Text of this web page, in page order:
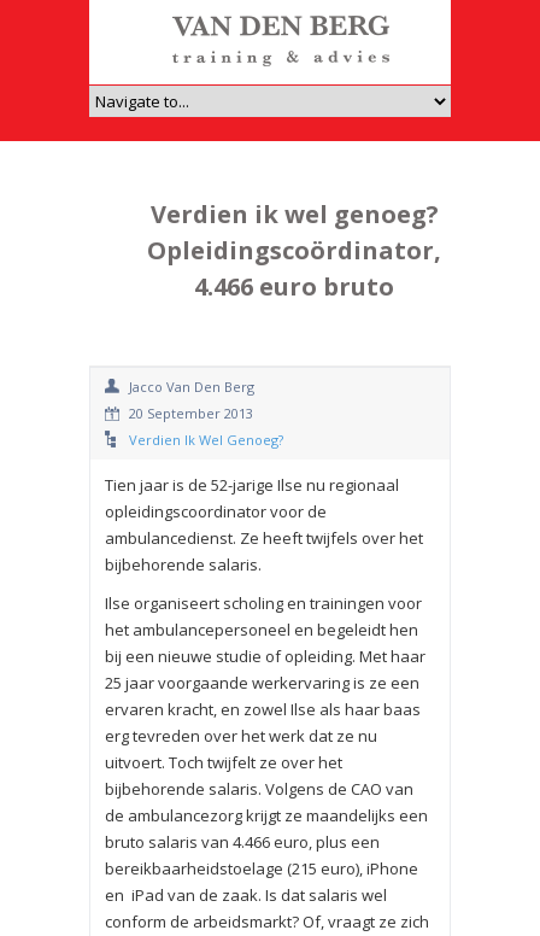
Verdien ik wel genoeg?
Opleidingscoördinator,
4.466 euro bruto
Jacco Van Den Berg
20 September 2013
Verdien Ik Wel Genoeg?
Tien jaar is de 52-jarige Ilse nu regionaal
opleidingscoordinator voor de
ambulancedienst. Ze heeft twijfels over het
bijbehorende salaris.
Ilse organiseert scholing en trainingen voor
het ambulancepersoneel en begeleidt hen
bij een nieuwe studie of opleiding. Met haar
25 jaar voorgaande werkervaring is ze een
ervaren kracht, en zowel Ilse als haar baas
erg tevreden over het werk dat ze nu
uitvoert. Toch twijfelt ze over het
bijbehorende salaris. Volgens de CAO van
de ambulancezorg krijgt ze maandelijks een
bruto salaris van 4.466 euro, plus een
bereikbaarheidstoelage (215 euro), iPhone
en iPad van de zaak. Is dat salaris wel
conform de arbeidsmarkt? Of, vraagt ze zich